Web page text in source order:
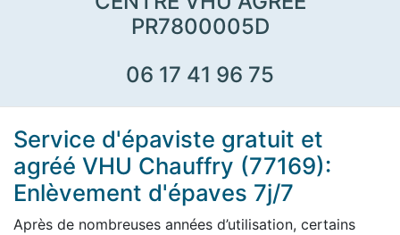
PR7800005D
06 17 41 96 75
Service d'épaviste gratuit et
agréé VHU Chauffry (77169):
Enlèvement d'épaves 7j/7
Après de nombreuses années d’utilisation, certains